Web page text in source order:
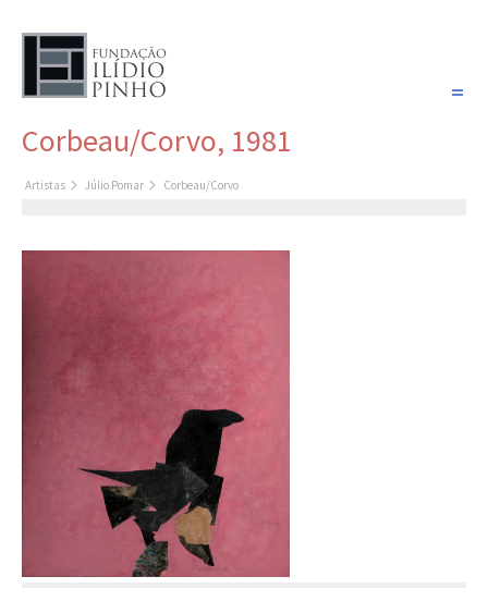
COLEÇÃO SONHOS
Corbeau/Corvo, 1981
Artistas Júlio Pomar Corbeau/Corvo